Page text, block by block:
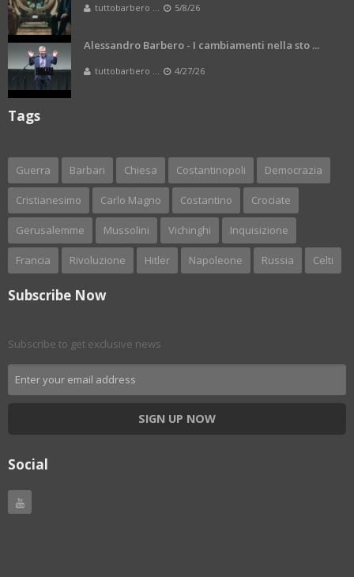
tuttobarbero ... 5/8/26
Alessandro Barbero - I cambiamenti nella sto ...
tuttobarbero ... 4/27/26
Tags
Guerra Barbari Chiesa Costantinopoli Democrazia
Cristianesimo Carlo Magno Costantino Crociate
Gerusalemme Mussolini Vichinghi Inquisizione
Francia Rivoluzione Hitler Napoleone Russia Celti
Subscribe Now
Subscribe to get exclusive news
SIGN UP NOW
Social